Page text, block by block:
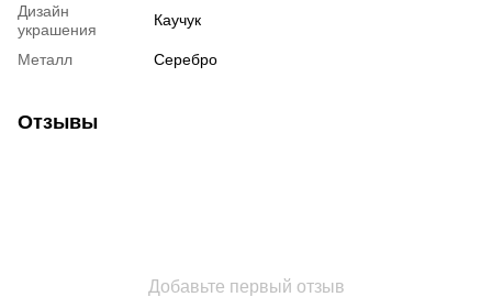
Дизайн
украшения
Каучук
Металл Серебро
Отзывы
Добавьте первый отзыв